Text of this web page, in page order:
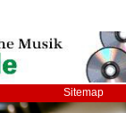
Sitemap